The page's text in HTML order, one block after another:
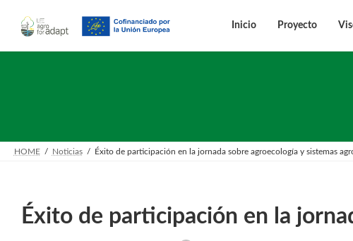
contenido
Inicio Proyecto
HOME Noticias Éxito de participación en la jornada sobre agroecología y sistemas
Éxito de participación en la